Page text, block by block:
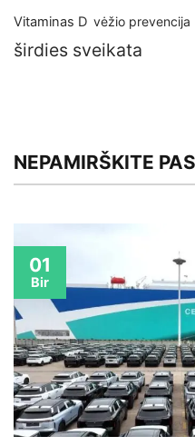
Vitaminas D vėžio prevencija
širdies sveikata
NEPAMIRŠKITE
01
Bir